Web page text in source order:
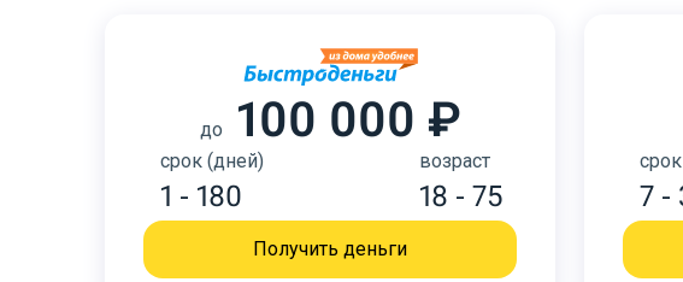
до 100 000 ₽
срок (дней)
1 - 180
возраст
18 - 75
Получить деньги
7 -